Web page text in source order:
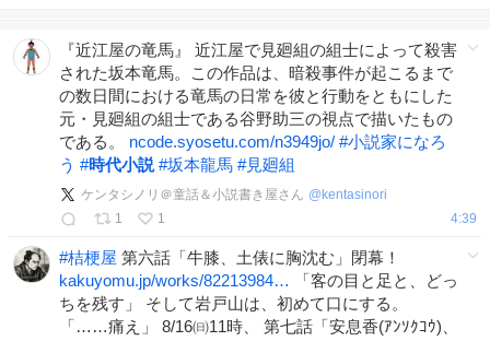
『近江屋の竜馬』 近江屋で見廻組の組士によって殺害
された坂本竜馬。この作品は、暗殺事件が起こるまで
の数日間における竜馬の日常を彼と行動をともにした
元・見廻組の組士である谷野助三の視点で描いたもの
である。 ncode.syosetu.com/n3949jo/ #小説家になろ
う #時代小説 #坂本龍馬 #見廻組
ケンタシノリ＠童話＆小説書き屋さん @ kentasinori
1
1 4:39
#桔梗屋 第六話「牛膝、土俵に胸沈む」閉幕！
kakuyomu.jp/works/82213984…
「客の目と足と、どっ
ちを残す」 そして岩戸山は、初めて口にする。
「……痛え」 8/16㈰11時、 第七話「安息香(ｱﾝｿｸｺｳ)、